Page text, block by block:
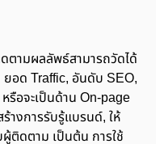
ตามผลลัพธ์สามารถวัดได้
ยอด Traffic, อันดับ SEO,
รือจะเป็นด้าน On-page
างการรับรู้แบรนด์, ให้
ติดตาม เป็นต้น การใช้